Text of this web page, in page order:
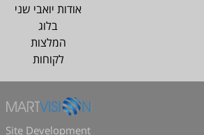
אודות יואבי שני
בלוג
המלצות
לקוחות
Site Development